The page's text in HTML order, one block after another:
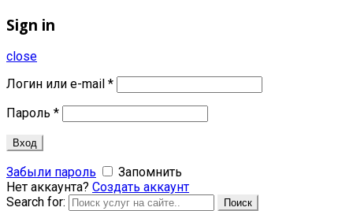
Sign in
close
Логин или e-mail *
Пароль *
Вход
Забыли пароль
Запомнить
Нет аккаунта? Создать аккаунт
Search for:
Поиск